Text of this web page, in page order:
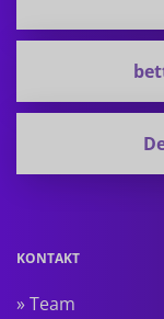
KONTAKT
» Team